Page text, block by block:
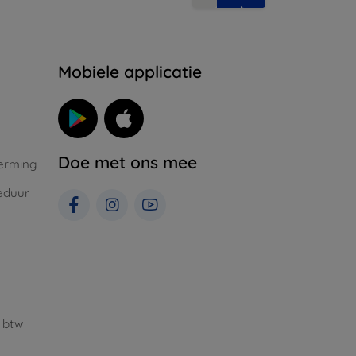
btw
Mobiele applicatie
Doe met ons mee